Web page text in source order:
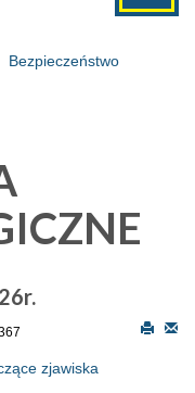
Bezpieczeństwo
zjawiska